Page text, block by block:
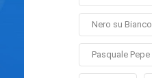
Nero su Bianco
Pasquale Pepe